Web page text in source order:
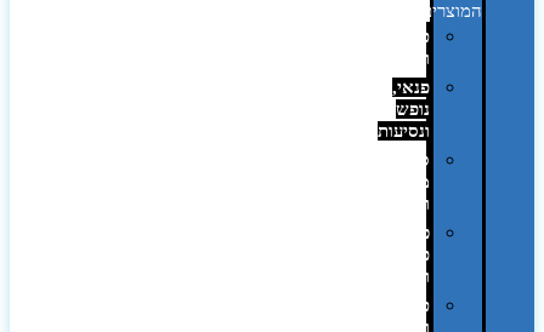
המוצרים
טכנולוגיה
וגאדג'טים
פנאי,
נופש
ונסיעות
סביבת
משרד
ופרימיום
כלים,
פנסים
ורכב
טקסטיל
וחורף